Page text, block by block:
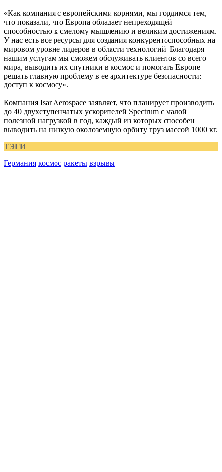
«Как компания с европейскими корнями, мы гордимся тем,
что показали, что Европа обладает непреходящей
способностью к смелому мышлению и великим достижениям.
У нас есть все ресурсы для создания конкурентоспособных на
мировом уровне лидеров в области технологий. Благодаря
нашим услугам мы сможем обслуживать клиентов со всего
мира, выводить их спутники в космос и помогать Европе
решать главную проблему в ее архитектуре безопасности:
доступ к космосу».
Компания Isar Aerospace заявляет, что планирует производить
до 40 двухступенчатых ускорителей Spectrum с малой
полезной нагрузкой в ​​год, каждый из которых способен
выводить на низкую околоземную орбиту груз массой 1000 кг.
ТЭГИ
Германия космос ракеты взрывы